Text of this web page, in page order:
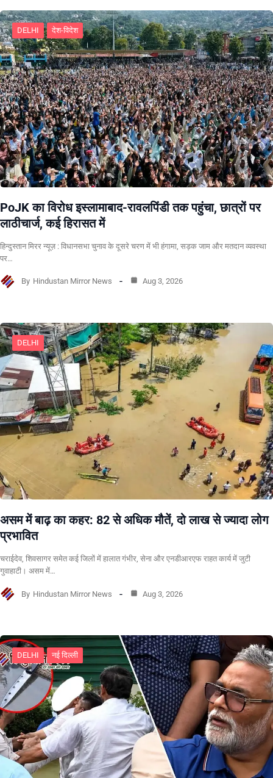
DELHI देश-विदेश
PoJK का विरोध इस्लामाबाद-रावलपिंडी तक पहुंचा, छात्रों पर
लाठीचार्ज, कई हिरासत में
हिन्दुस्तान मिरर न्यूज़ : विधानसभा चुनाव के दूसरे चरण में भी हंगामा, सड़क जाम और मतदान व्यवस्था
पर…
By Hindustan Mirror News Aug 3, 2026
DELHI
असम में बाढ़ का कहर: 82 से अधिक मौतें, दो लाख से ज्यादा लोग
प्रभावित
चराईदेव, शिवसागर समेत कई जिलों में हालात गंभीर, सेना और एनडीआरएफ राहत कार्य में जुटी
गुवाहाटी। असम में…
By Hindustan Mirror News Aug 3, 2026
DELHI नई दिल्ली